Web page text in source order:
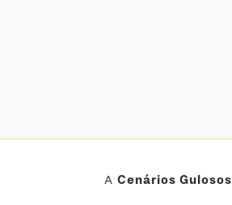
A Cenários Gulosos